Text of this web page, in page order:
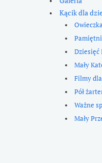
Kącik dla
Dziesięć
Mały
Filmy
Pół
Ważne
Mały